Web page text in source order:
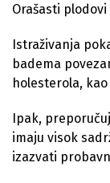
Orašasti plodovi
Istraživanja
badema
holesterola,
Ipak,
imaju visok
izazvati